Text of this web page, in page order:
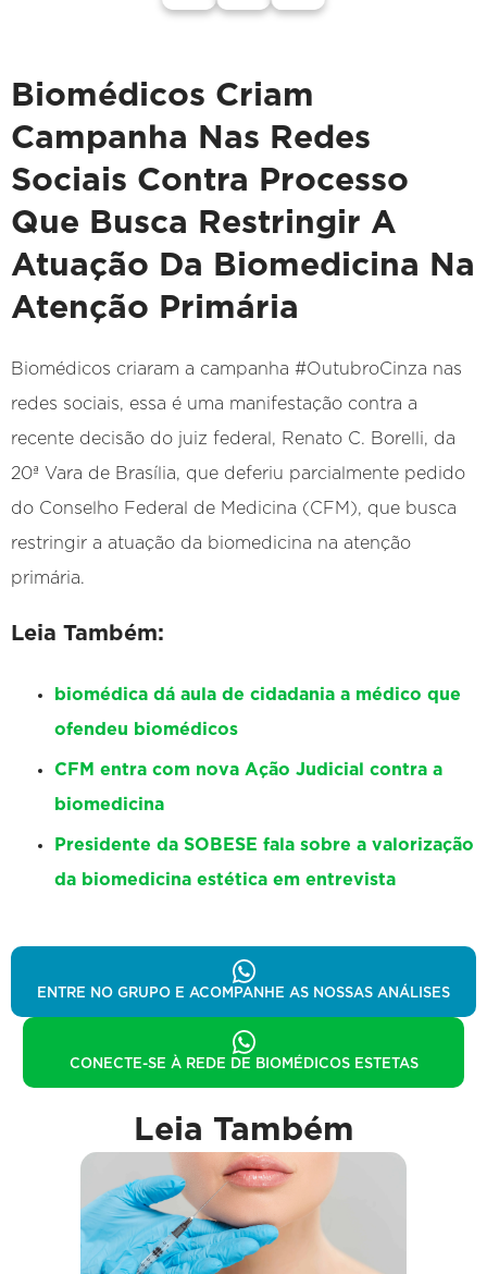
Biomédicos Criam
Campanha Nas Redes
Sociais Contra Processo
Que Busca Restringir A
Atuação Da Biomedicina Na
Atenção Primária
Biomédicos criaram a campanha #OutubroCinza nas
redes sociais, essa é uma manifestação contra a
recente decisão do juiz federal, Renato C. Borelli, da
20ª Vara de Brasília, que deferiu parcialmente pedido
do Conselho Federal de Medicina (CFM), que busca
restringir a atuação da biomedicina na atenção
primária.
Leia Também:
biomédica dá aula de cidadania a médico que
ofendeu biomédicos
CFM entra com nova Ação Judicial contra a
biomedicina
Presidente da SOBESE fala sobre a valorização
da biomedicina estética em entrevista
ENTRE NO GRUPO E ACOMPANHE AS NOSSAS ANÁLISES
CONECTE-SE À REDE DE BIOMÉDICOS ESTETAS
Leia Também